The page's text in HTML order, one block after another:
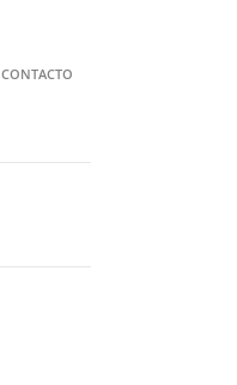
CONTACTO